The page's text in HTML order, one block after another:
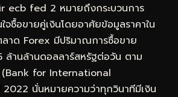
ecb fed 2 หมายถึงกระบวนการ
ใจซื้อขายคู่เงินโดยอาศัยข้อมูลราคาใน
าด Forex มีปริมาณการซื้อขาย
ล้านล้านดอลลาร์สหรัฐต่อวัน ตาม
(Bank for International
นั่นหมายความว่าทุกวินาทีมีเงิน